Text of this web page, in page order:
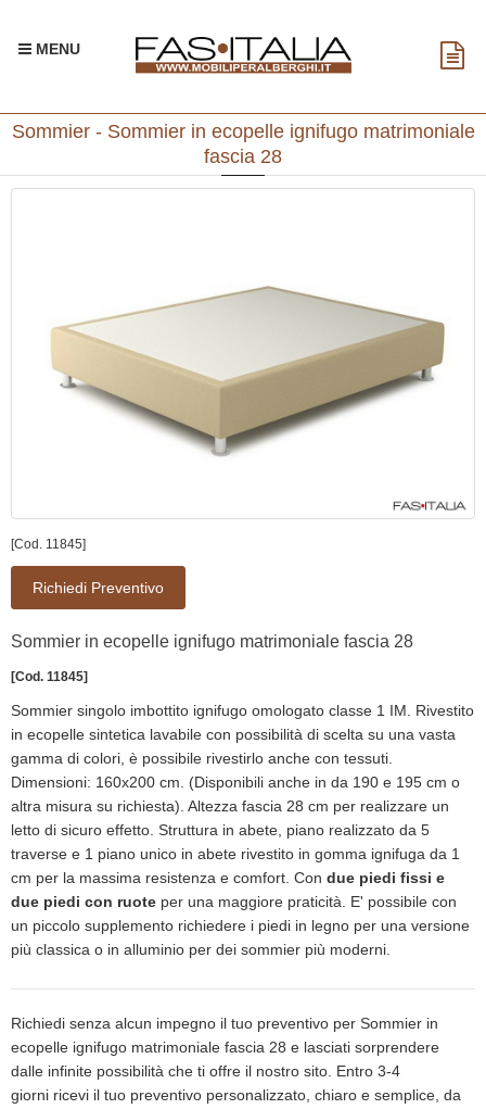
MENU
Sommier - Sommier in ecopelle ignifugo matrimoniale
fascia 28
[Cod. 11845]
Richiedi Preventivo
Sommier in ecopelle ignifugo matrimoniale fascia 28
[Cod. 11845]
Sommier singolo imbottito ignifugo omologato classe 1 IM. Rivestito
in ecopelle sintetica lavabile con possibilità di scelta su una vasta
gamma di colori, è possibile rivestirlo anche con tessuti.
Dimensioni: 160x200 cm. (Disponibili anche in da 190 e 195 cm o
altra misura su richiesta). Altezza fascia 28 cm per realizzare un
letto di sicuro effetto. Struttura in abete, piano realizzato da 5
traverse e 1 piano unico in abete rivestito in gomma ignifuga da 1
cm per la massima resistenza e comfort. Con due piedi fissi e
due piedi con ruote per una maggiore praticità. E' possibile con
un piccolo supplemento richiedere i piedi in legno per una versione
più classica o in alluminio per dei sommier più moderni.
Richiedi senza alcun impegno il tuo preventivo per Sommier in
ecopelle ignifugo matrimoniale fascia 28 e lasciati sorprendere
dalle infinite possibilità che ti offre il nostro sito. Entro 3-4
giorni ricevi il tuo preventivo personalizzato, chiaro e semplice, da